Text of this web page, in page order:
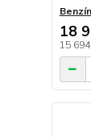
18
15